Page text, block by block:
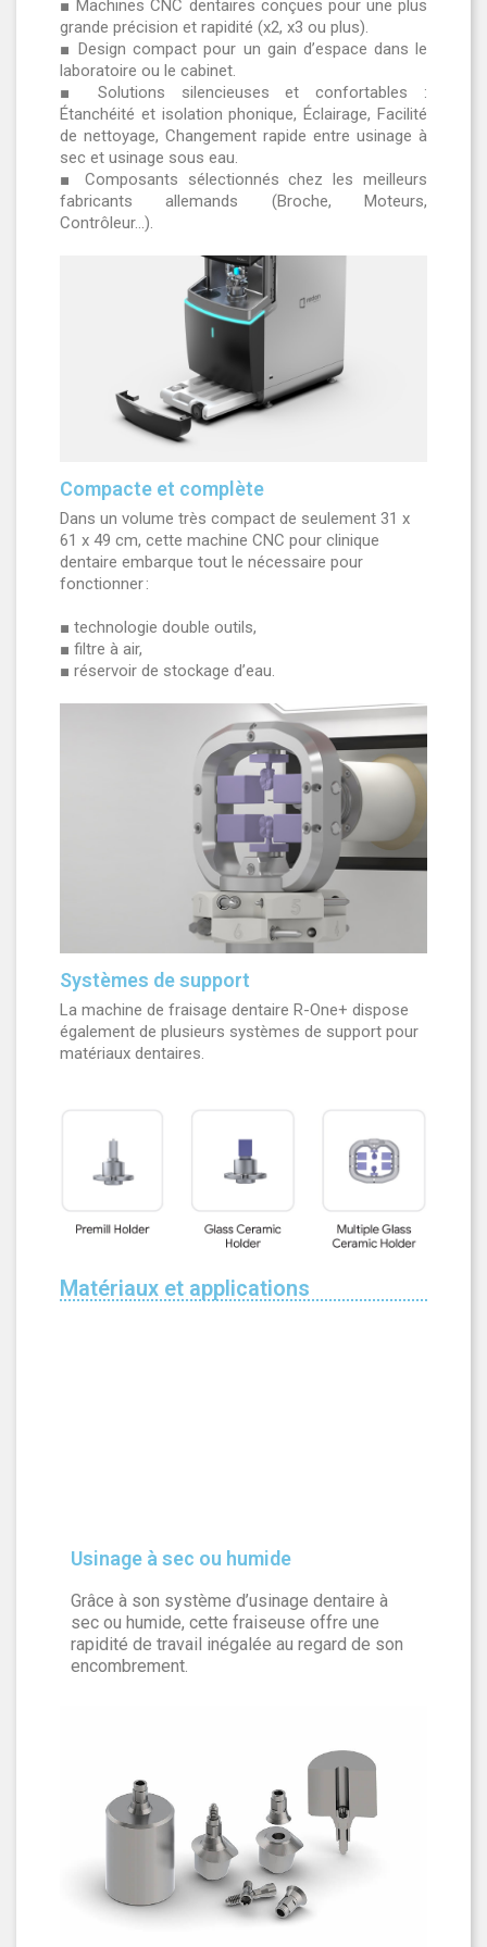
■ Machines CNC dentaires conçues pour une plus
grande précision et rapidité (x2, x3 ou plus).
■ Design compact pour un gain d’espace dans le
laboratoire ou le cabinet.
■ Solutions silencieuses et confortables :
Étanchéité et isolation phonique, Éclairage, Facilité
de nettoyage, Changement rapide entre usinage à
sec et usinage sous eau.
■ Composants sélectionnés chez les meilleurs
fabricants allemands (Broche, Moteurs,
Contrôleur…).
Compacte et complète
Dans un volume très compact de seulement 31 x
61 x 49 cm, cette machine CNC pour clinique
dentaire embarque tout le nécessaire pour
fonctionner :
■ technologie double outils,
■ filtre à air,
■ réservoir de stockage d’eau.
Systèmes de support
La machine de fraisage dentaire R-One+ dispose
également de plusieurs systèmes de support pour
matériaux dentaires.
Matériaux et applications
Usinage à sec ou humide
Grâce à son système d’usinage dentaire à
sec ou humide, cette fraiseuse offre une
rapidité de travail inégalée au regard de son
encombrement.